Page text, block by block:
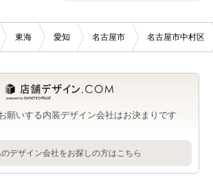
東海 愛知 名古屋市 名古屋市中村区
願いする内装デザイン会社はお決まりです
デザイン会社をお探しの方はこちら